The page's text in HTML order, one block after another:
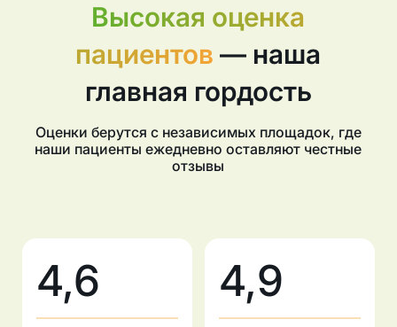
Высокая оценка
пациентов — наша
главная гордость
Оценки берутся с независимых площадок, где
наши пациенты ежедневно оставляют честные
отзывы
4,6 4,9